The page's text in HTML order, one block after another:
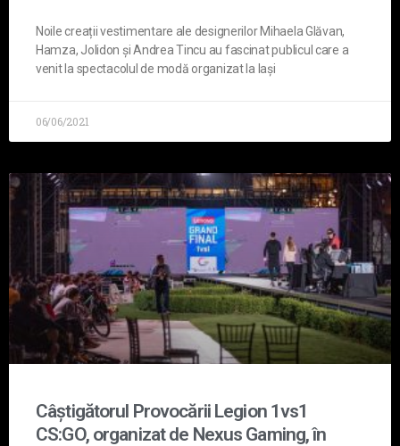
Noile creații vestimentare ale designerilor Mihaela Glăvan,
Hamza, Jolidon și Andrea Tincu au fascinat publicul care a
venit la spectacolul de modă organizat la Iași
06/06/2021
Câștigătorul Provocării Legion 1vs1
CS:GO, organizat de Nexus Gaming, în